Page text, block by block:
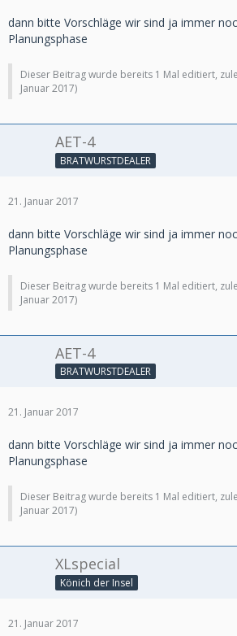
dann bitte Vorschläge wir sind ja immer
Planungsphase
Dieser Beitrag wurde bereits 1 Mal editiert,
Januar 2017)
AET-4
BRATWURSTDEALER
21. Januar 2017
dann bitte Vorschläge wir sind ja immer
Planungsphase
Dieser Beitrag wurde bereits 1 Mal editiert,
Januar 2017)
AET-4
BRATWURSTDEALER
21. Januar 2017
dann bitte Vorschläge wir sind ja immer
Planungsphase
Dieser Beitrag wurde bereits 1 Mal editiert,
Januar 2017)
XLspecial
Könich der Insel
21. Januar 2017